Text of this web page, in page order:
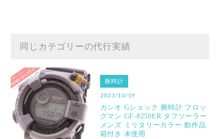
同じカテゴリーの代行実績
腕時計
2023/10/19
カシオ Gショック 腕時計 フロッ
グマン GF-8250ER タフソーラー
メンズ ミリタリーカラー 動作品
箱付き 未使用